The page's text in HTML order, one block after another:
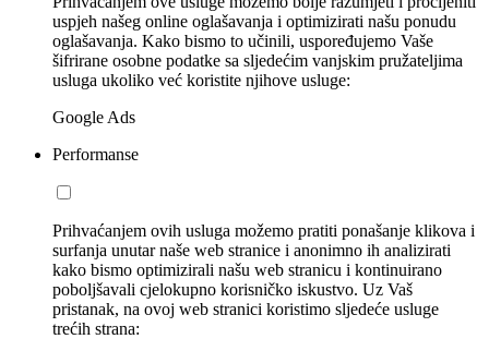
uspjeh našeg online oglašavanja i optimizirati našu ponudu
oglašavanja. Kako bismo to učinili, uspoređujemo Vaše
šifrirane osobne podatke sa sljedećim vanjskim pružateljima
usluga ukoliko već koristite njihove usluge:
Google Ads
Performanse
Prihvaćanjem ovih usluga možemo pratiti ponašanje klikova i
surfanja unutar naše web stranice i anonimno ih analizirati
kako bismo optimizirali našu web stranicu i kontinuirano
poboljšavali cjelokupno korisničko iskustvo. Uz Vaš
pristanak, na ovoj web stranici koristimo sljedeće usluge
trećih strana: